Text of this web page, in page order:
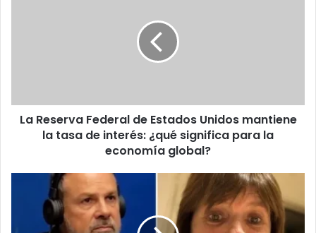
tasa
de
interés:
economía
La Reserva Federal de Estados Unidos mantiene
la tasa de interés: ¿qué significa para la
economía global?
Argentina